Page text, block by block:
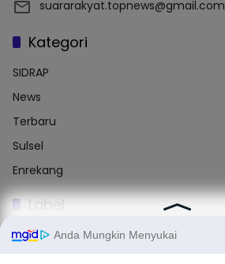
suararakyat.topnews@gmail.com
Kategori
SIDRAP
News
Terbaru
Sulsel
Enrekang
Label
#Sidrap